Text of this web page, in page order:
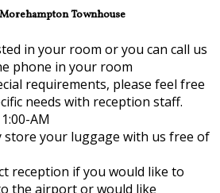
Townhouse
in your room or you can call us
phone in your room
requirements, please feel free
needs with reception staff.
AM
store your luggage with us free of
reception if you would like to
the airport or would like